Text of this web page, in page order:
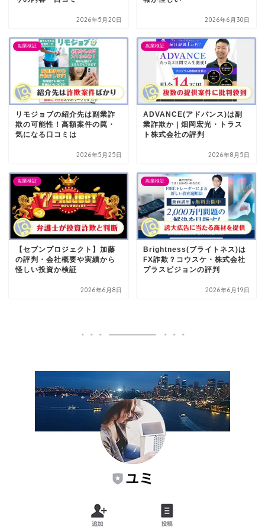
2026年5月20日 2026年6月30日
副業検証
リモジョブの紹介先は副業詐
欺の可能性！高額案件の罠・
気になる口コミは
2026年5月25日
副業検証
ADVANCE(アドバンス)は副
業詐欺か | 畑岡宏光・トラス
ト株式会社の評判
2026年8月5日
副業検証
【セブンプロジェクト】加藤
の評判・会社概要や実績から
怪しい投資か検証
2026年6月8日
副業検証
Brightness(ブライトネス)は
FX詐欺？コウスケ・株式会社
プラスビジョンの評判
2026年6月19日